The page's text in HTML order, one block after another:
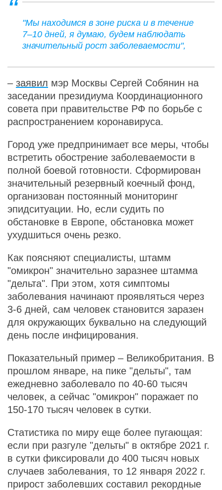
"Мы находимся в зоне риска и в течение
7–10 дней, я думаю, будем наблюдать
значительный рост заболеваемости",
– заявил мэр Москвы Сергей Собянин на
заседании президиума Координационного
совета при правительстве РФ по борьбе с
распространением коронавируса.
Город уже предпринимает все меры, чтобы
встретить обострение заболеваемости в
полной боевой готовности. Сформирован
значительный резервный коечный фонд,
организован постоянный мониторинг
эпидситуации. Но, если судить по
обстановке в Европе, обстановка может
ухудшиться очень резко.
Как поясняют специалисты, штамм
"омикрон" значительно заразнее штамма
"дельта". При этом, хотя симптомы
заболевания начинают проявляться через
3-6 дней, сам человек становится заразен
для окружающих буквально на следующий
день после инфицирования.
Показательный пример – Великобритания. В
прошлом январе, на пике "дельты", там
ежедневно заболевало по 40-60 тысяч
человек, а сейчас "омикрон" поражает по
150-170 тысяч человек в сутки.
Статистика по миру еще более пугающая:
если при разгуле "дельты" в октябре 2021 г.
в сутки фиксировали до 400 тысяч новых
случаев заболевания, то 12 января 2022 г.
прирост заболевших составил рекордные